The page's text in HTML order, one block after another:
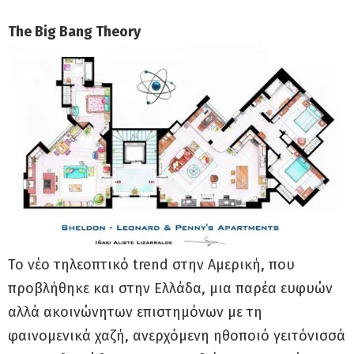
The Big Bang Theory
Το νέο τηλεοπτικό trend στην Αμερική, που
προβλήθηκε και στην Ελλάδα, μια παρέα ευφυών
αλλά ακοινώνητων επιστημόνων με τη
φαινομενικά χαζή, ανερχόμενη ηθοποιό γειτόνισσά